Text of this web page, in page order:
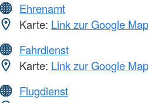
Ehrenamt
Karte: Link zur Google
Fahrdienst
Karte: Link zur Google
Flugdienst